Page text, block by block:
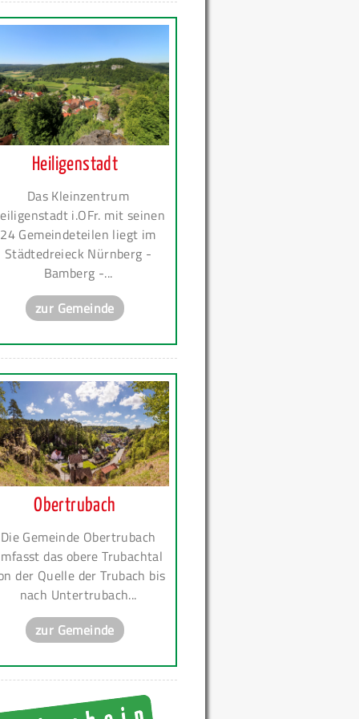
Heiligenstadt
Das Kleinzentrum
i.OFr. mit seinen
24 Gemeindeteilen liegt im
Städtedreieck Nürnberg -
Bamberg -...
zur Gemeinde
Obertrubach
Die Gemeinde Obertrubach
das obere Trubachtal
der Quelle der Trubach bis
nach Untertrubach...
zur Gemeinde